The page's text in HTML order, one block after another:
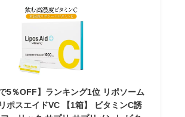
5％OFF】ランキング1位 リポソーム
ポスエイドVC 【1箱】 ビタミンC誘